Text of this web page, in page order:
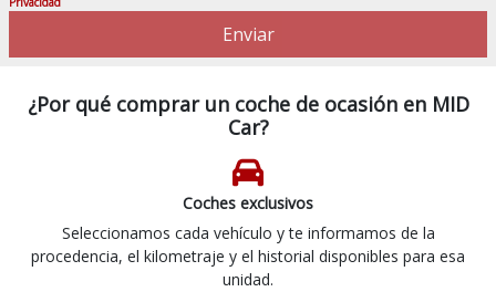
Enviar
¿Por qué comprar un coche de ocasión en MID
Car?
Coches exclusivos
Seleccionamos cada vehículo y te informamos de la
procedencia, el kilometraje y el historial disponibles para esa
unidad.